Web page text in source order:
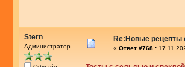
Stern
Администратор
Re:Новые рецепты
« Ответ #768 :